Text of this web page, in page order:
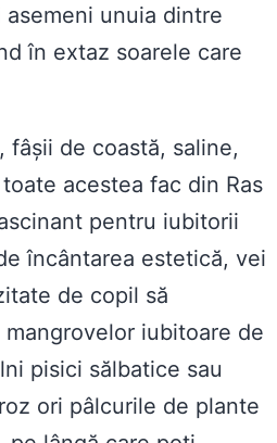
unuia dintre
în extaz soarele care
fâșii de coastă, saline,
acestea fac din Ras
pentru iubitorii
încântarea estetică, vei
de copil să
iubitoare de
pisici sălbatice sau
ori pâlcurile de plante